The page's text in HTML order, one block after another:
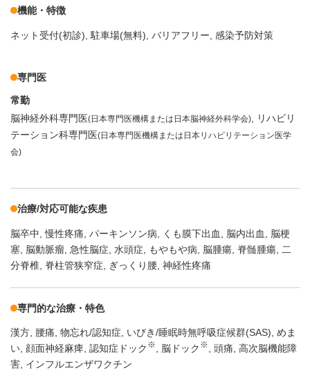
機能・特徴
ネット受付(初診) 駐車場(無料) バリアフリー 感染予防対策
専門医
常勤
脳神経外科専門医(日本専門医機構または日本脳神経外科学会)
リハビリ
テーション科専門医(日本専門医機構または日本リハビリテーション医学
会)
治療/対応可能な疾患
脳卒中 慢性疼痛 パーキンソン病 くも膜下出血 脳内出血
脳梗
塞
脳動脈瘤 急性脳症 水頭症 もやもや病 脳腫瘍 脊髄腫瘍
二
分脊椎 脊柱管狭窄症 ぎっくり腰 神経性疼痛
専門的な治療・特色
漢方 腰痛 物忘れ/認知症 いびき/睡眠時無呼吸症候群(SAS) めま
い 顔面神経麻痺 認知症ドック ※ 脳ドック ※ 頭痛 高次脳機能障
害 インフルエンザワクチン